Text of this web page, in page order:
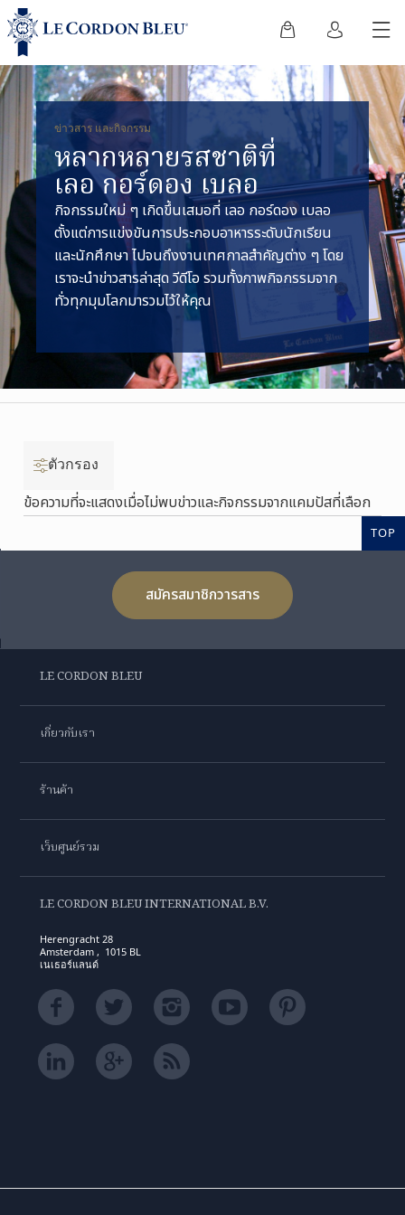
ข่าวสาร และกิจกรรม
หลากหลายรสชาติที่
เลอ กอร์ดอง เบลอ
กิจกรรมใหม่ ๆ เกิดขึ้นเสมอที่ เลอ กอร์ดอง เบลอ
ตั้งแต่การแข่งขันการประกอบอาหารระดับนักเรียน
และนักศึกษา ไปจนถึงงานเทศกาลสำคัญต่าง ๆ โดย
เราจะนำข่าวสารล่าสุด วีดีโอ รวมทั้งภาพกิจกรรมจาก
ทั่วทุกมุมโลกมารวมไว้ให้คุณ
ตัวกรอง
ข้อความที่จะแสดงเมื่อไม่พบข่าวและกิจกรรมจากแคมปัสที่เลือก
TOP
สมัครสมาชิกวารสาร
LE CORDON BLEU
เกี่ยวกับเรา
ร้านค้า
เว็บศูนย์รวม
LE CORDON BLEU INTERNATIONAL B.V.
Herengracht 28
Amsterdam , 1015 BL
เนเธอร์แลนด์